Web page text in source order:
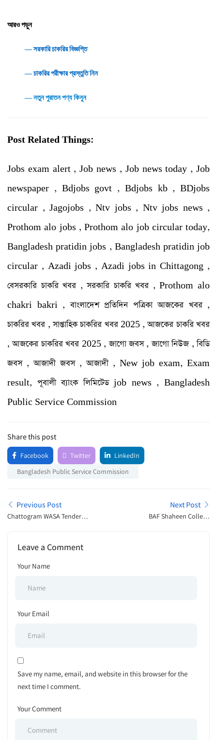
আরও পড়ুন
― সরকারি চাকরির বিজ্ঞপ্তি
― চাকরির পরীক্ষার প্রস্তুতি নিন
― নতুন পুরাতন পণ্য কিনুন
Post Related Things:
Jobs exam alert , Job news , Job news today , Job
newspaper , Bdjobs govt , Bdjobs kb , BDjobs
circular , Jagojobs , Ntv jobs , Ntv jobs news ,
Prothom alo jobs , Prothom alo job circular today,
Bangladesh pratidin jobs , Bangladesh pratidin job
circular , Azadi jobs , Azadi jobs in Chittagong ,
বেসরকারি চাকরি খবর , সরকারি চাকরি খবর , Prothom alo
chakri bakri , বাংলাদেশ প্রতিদিন পত্রিকা আজকের খবর ,
চাকরির খবর , সাপ্তাহিক চাকরির খবর 2025 , আজকের চাকরি খবর
, আজকের চাকরির খবর 2025 , জাগো জবস , জাগো নিউজ , বিডি
জবস , আজাদী জবস , আজাদী , New job exam, Exam
result, পূবালী ব্যাংক লিমিটেড job news , Bangladesh
Public Service Commission
Share this post
Facebook Twitter
LinkedIn
Bangladesh Public Service Commission
Previous Post
Chattogram WASA Tender
Next Post
BAF Shaheen College
Leave a Comment
Your Name
Your Email
Save my name, email, and website in this browser for the
next time I comment.
Your Comment